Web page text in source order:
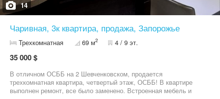
14
Чаривная, 3к квартира, продажа, Запорожье
Трехкомнатная 69 м2 4 / 9 эт.
35 000 $
В отличном ОСББ на 2 Шевченковском, продается
трехкомнатная квартира, четвертый этаж, ОСББ! В квартире
выполнен ремонт, все было заменено. Встроенная мебель и